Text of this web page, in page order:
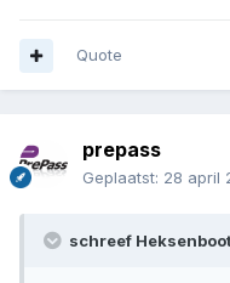
Quote
prepass
Geplaatst: 28 april
schreef